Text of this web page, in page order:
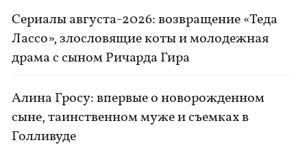
Сериалы августа-2026: возвращение «Теда
Лассо», злословящие коты и молодежная
драма с сыном Ричарда Гира
Алина Гросу: впервые о новорожденном
сыне, таинственном муже и съемках в
Голливуде